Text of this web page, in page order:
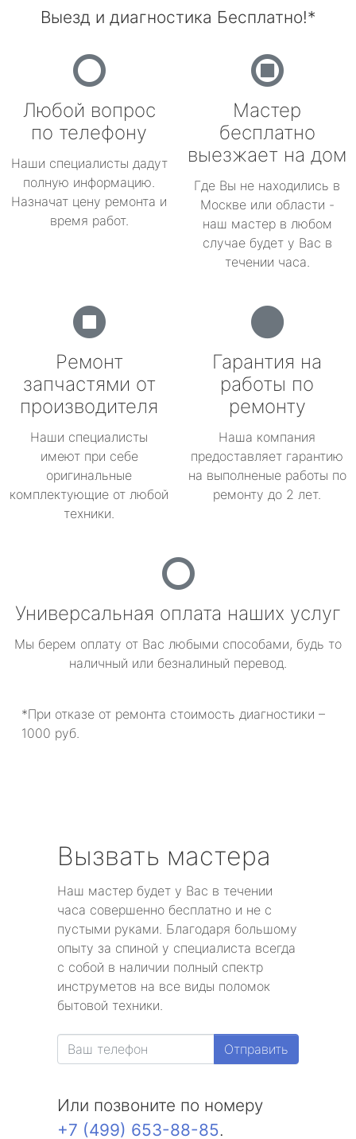
Выезд и диагностика Бесплатно!*
Любой вопрос
по телефону
Наши специалисты дадут
полную информацию.
Назначат цену ремонта и
время работ.
Мастер
бесплатно
выезжает на дом
Где Вы не находились в
Москве или области -
наш мастер в любом
случае будет у Вас в
течении часа.
Ремонт
запчастями от
производителя
Наши специалисты
имеют при себе
оригинальные
комплектующие от любой
техники.
Гарантия на
работы по
ремонту
Наша компания
предоставляет гарантию
на выполненые работы по
ремонту до 2 лет.
Универсальная оплата наших услуг
Мы берем оплату от Вас любыми способами, будь то
наличный или безналиный перевод.
*При отказе от ремонта стоимость диагностики –
1000 руб.
Вызвать мастера
Наш мастер будет у Вас в течении
часа совершенно бесплатно и не с
пустыми руками. Благодаря большому
опыту за спиной у специалиста всегда
с собой в наличии полный спектр
инструметов на все виды поломок
бытовой техники.
Отправить
Или позвоните по номеру
+7 (499) 653-88-85.